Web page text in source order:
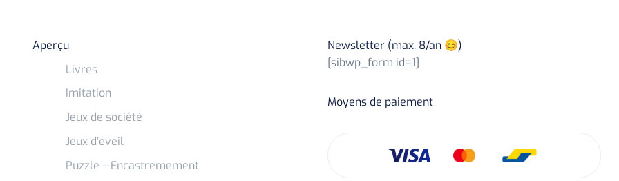
Aperçu
Livres
Imitation
Jeux de société
Jeux d’éveil
Puzzle – Encastremement
Newsletter (max. 8/an 😊)
[sibwp_form id=1]
Moyens de paiement